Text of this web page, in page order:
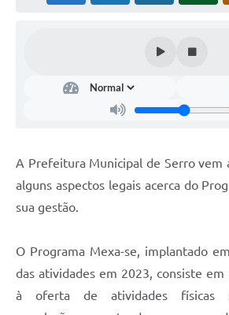
Emissão de Contracheque
Arquivos para Download
Jornal
A Prefeitura Municipal de Serro vem
alguns aspectos legais acerca do
sua gestão.
O Programa Mexa-se, implantado
das atividades em 2023, consiste
à oferta de atividades físicas